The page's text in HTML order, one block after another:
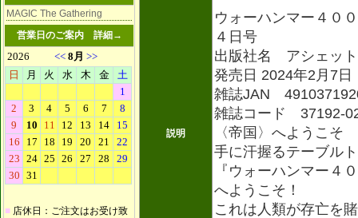
MAGIC The Gathering
営業日のご案内 詳細→
■ 店休日：ご注文はお受け致
説明
ウォーハンマー４０
４日号
出版社名 アシェッ
発売日 2024年2月7日
雑誌JAN
雑誌コード 37192-
〈帝国〉へようこそ
手に汗握るテーブル
『ウォーハンマー４
へようこそ！
これは人類が存亡を